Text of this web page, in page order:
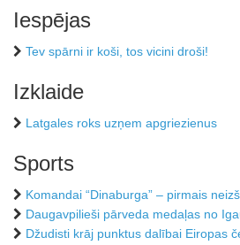
Iespējas
Tev spārni ir koši, tos vicini droši!
Izklaide
Latgales roks uzņem apgriezienus
Sports
Komandai “Dinaburga” – pirmais
Daugavpilieši pārveda medaļas no
Džudisti krāj punktus dalībai Eiropas